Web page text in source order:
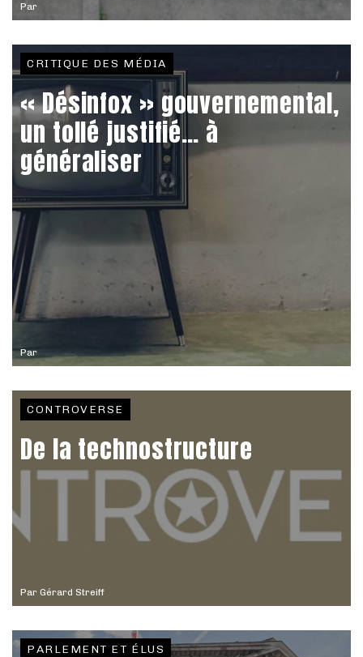
Par
Par
CRITIQUE DES MÉDIA
« Désinfox » gouvernemental,
un tollé justifié… à
généraliser
Par Gérard Streiff
CONTROVERSE
De la technostructure
PARLEMENT ET ÉLUS